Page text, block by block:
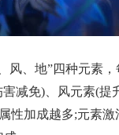
、地”四种元素
减免)、风元素(提
性加成越多;元素